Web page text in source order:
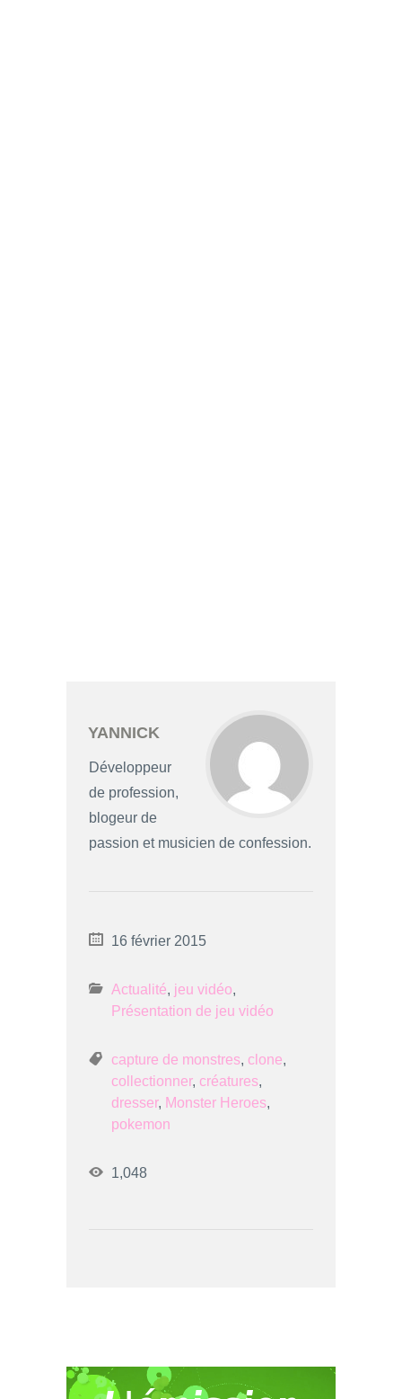
YANNICK
Développeur
de profession,
blogeur de
passion et musicien de confession.
16 février 2015
Actualité, jeu vidéo,
Présentation de jeu vidéo
capture de monstres, clone,
collectionner, créatures,
dresser, Monster Heroes,
pokemon
1,048